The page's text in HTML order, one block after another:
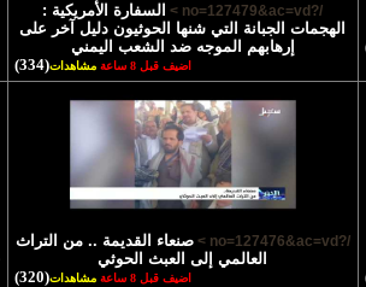
/?no=127479&ac=vd >
السفارة الأمريكية :
الهجمات الجبانة التي شنها الحوثيون دليل آخر على
إرهابهم الموجه ضد الشعب اليمني
اضيف قبل 8 ساعة مشاهدات(334)
/?no=127476&ac=vd >
صنعاء القديمة .. من التراث
العالمي إلى العبث الحوثي
اضيف قبل 8 ساعة مشاهدات(320)